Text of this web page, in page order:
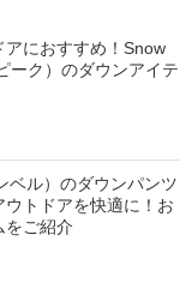
アにおすすめ！Snow
ーク）のダウンアイテ
ベル）のダウンパンツ
ウトドアを快適に！お
をご紹介